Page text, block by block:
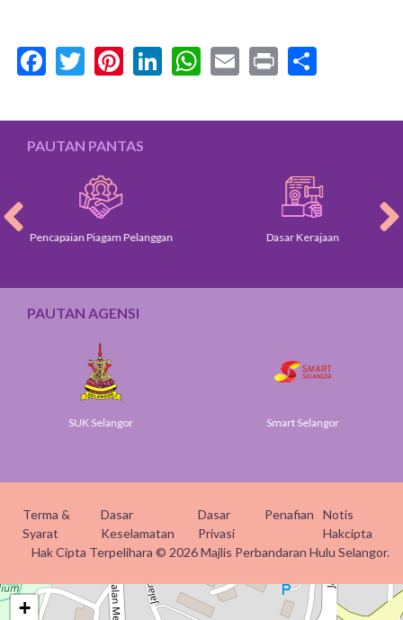
Facebook
Twitter
Pinterest
LinkedIn
WhatsApp
Email
Print
PAUTAN PANTAS
Pencapaian Piagam Pelanggan Dasar Kerajaan
PAUTAN AGENSI
SUK Selangor Smart Selangor
Terma &
Syarat
Dasar
Keselamatan
Dasar
Privasi
Penafian
Notis
Hakcipta
Hak Cipta Terpelihara © 2026 Majlis Perbandaran Hulu Selangor.
+